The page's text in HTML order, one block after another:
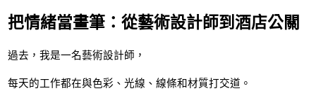
把情緒當畫筆：從藝術設計師到酒店公關
過去，我是一名藝術設計師，
每天的工作都在與色彩、光線、線條和材質打交道。